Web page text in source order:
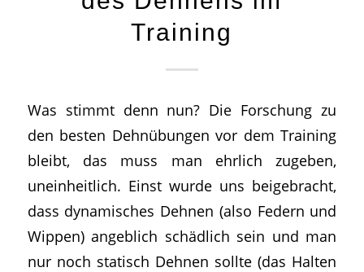
Training
Was stimmt denn nun? Die Forschung zu
den besten Dehnübungen vor dem Training
bleibt, das muss man ehrlich zugeben,
uneinheitlich. Einst wurde uns beigebracht,
dass dynamisches Dehnen (also Federn und
Wippen) angeblich schädlich sein und man
nur noch statisch Dehnen sollte (das Halten